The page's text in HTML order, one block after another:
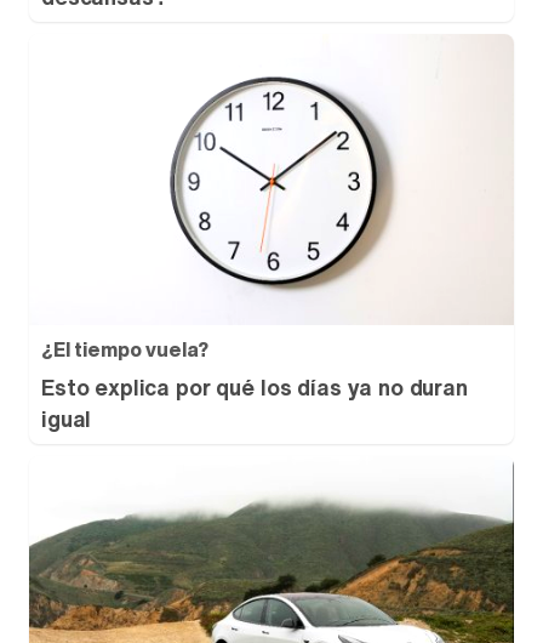
¿El tiempo vuela?
Esto explica por qué los días ya no duran
igual